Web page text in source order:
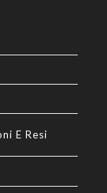
E Resi